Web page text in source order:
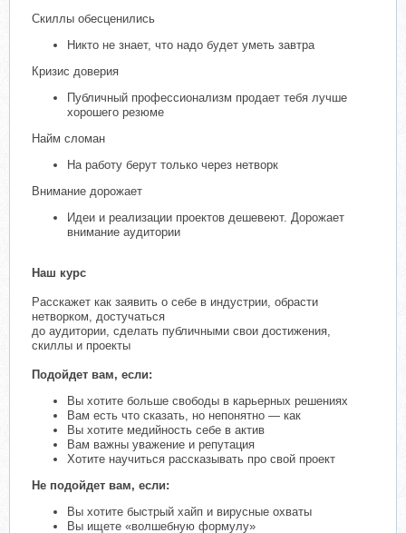
Скиллы обесценились
Никто не знает, что надо будет уметь завтра
Кризис доверия
Публичный профессионализм продает тебя лучше
хорошего резюме
Найм сломан
На работу берут только через нетворк
Внимание дорожает
Идеи и реализации проектов дешевеют. Дорожает
внимание аудитории
Наш курс
Расскажет как заявить о себе в индустрии, обрасти
нетворком, достучаться
до аудитории, сделать публичными свои достижения,
скиллы и проекты
Подойдет вам, если:
Вы хотите больше свободы в карьерных решениях
Вам есть что сказать, но непонятно — как
Вы хотите медийность себе в актив
Вам важны уважение и репутация
Хотите научиться рассказывать про свой проект
Не подойдет вам, если:
Вы хотите быстрый хайп и вирусные охваты
Вы ищете «волшебную формулу»